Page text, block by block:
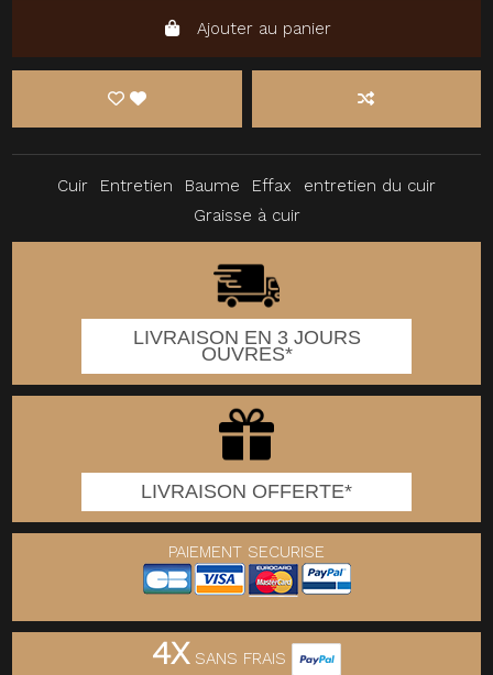
Ajouter au panier
Cuir Entretien Baume Effax
entretien du cuir
Graisse à cuir
LIVRAISON EN 3 JOURS
OUVRES*
LIVRAISON OFFERTE*
PAIEMENT SECURISE
4X SANS FRAIS